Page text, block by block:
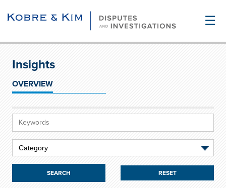
☰
Insights
OVERVIEW
RESET